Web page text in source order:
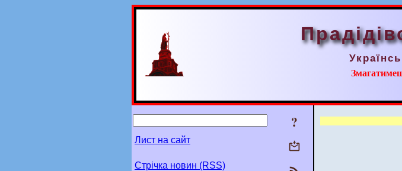
?
Лист на сайт
Стрічка новин (RSS)